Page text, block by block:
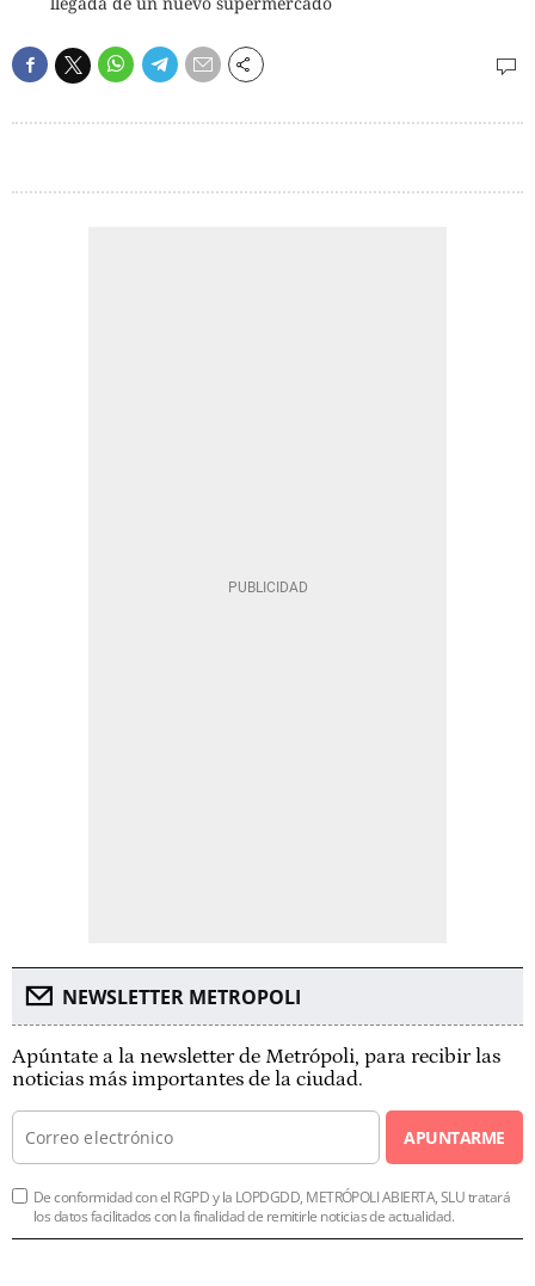
NEWSLETTER METROPOLI
Apúntate a la newsletter de Metrópoli, para recibir las
noticias más importantes de la ciudad.
APUNTARME
De conformidad con el RGPD y la LOPDGDD, METRÓPOLI ABIERTA, SLU tratará
los datos facilitados con la finalidad de remitirle noticias de actualidad.